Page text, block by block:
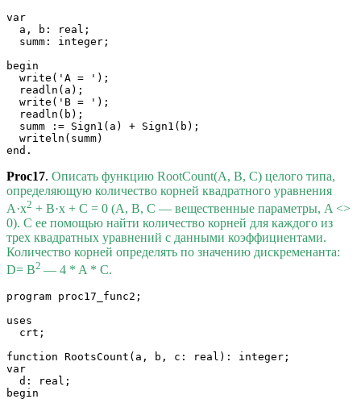
var
  a, b: real;
  summ: integer;
begin
  write('A = ');
  readln(a);
  write('B = ');
  readln(b);
  summ := Sign1(a) + Sign1(b);
  writeln(summ)
end.
Proc17. Описать функцию RootCount(A, B, C) целого типа,
определяющую количество корней квадратного уравнения
A·x2 + B·x + C = 0 (A, B, C — вещественные параметры, A <>
0). С ее помощью найти количество корней для каждого из
трех квадратных уравнений с данными коэффициентами.
Количество корней определять по значению дискременанта:
D= B2 — 4 * A * C.
program proc17_func2;
uses
  crt;
function RootsCount(a, b, c: real): integer;
var
  d: real;
begin